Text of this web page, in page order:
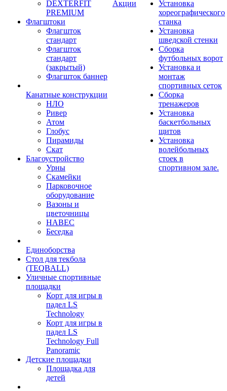
DEXTERFIT
PREMIUM
Флагштоки
Флагшток
стандарт
Флагшток
стандарт
(закрытый)
Флагшток баннер
Канатные конструкции
НЛО
Ривер
Атом
Глобус
Пирамиды
Скат
Благоустройство
Урны
Скамейки
Парковочное
оборудование
Вазоны и
цветочницы
НАВЕС
Беседка
Единоборства
Стол для текбола
(TEQBALL)
Уличные спортивные
площадки
Корт для игры в
падел LS
Technology
Корт для игры в
падел LS
Technology Full
Panoramic
Детские площадки
Площадка для
детей
Акции
Установка
хореографического
станка
Установка
шведской стенки
Сборка
футбольных ворот
Установка и
монтаж
спортивных сеток
Сборка
тренажеров
Установка
баскетбольных
щитов
Установка
волейбольных
стоек в
спортивном зале.